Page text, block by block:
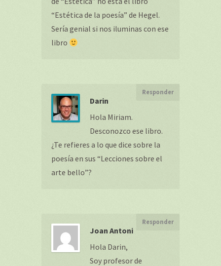
“Estética de la poesía” de Hegel.
Sería genial si nos iluminas con ese
libro
Darin
Responder
Hola Miriam.
Desconozco ese libro.
¿Te refieres a lo que dice sobre la
poesía en sus “Lecciones sobre el
arte bello”?
Joan Antoni
Responder
Hola Darin,
Soy profesor de